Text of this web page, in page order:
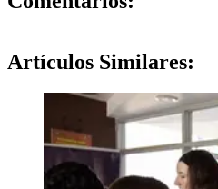
Artículos Similares: